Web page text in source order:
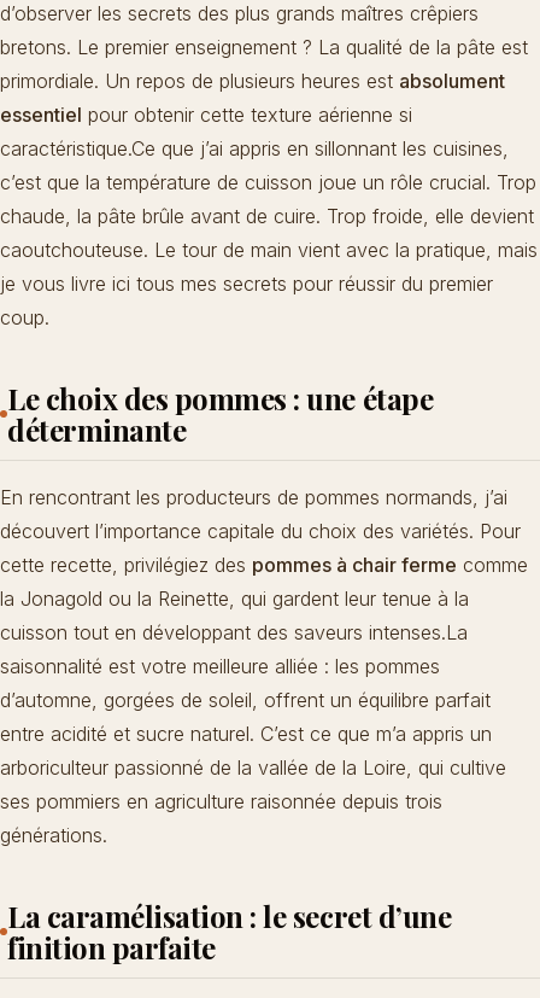
d’observer les secrets des plus grands maîtres crêpiers
bretons. Le premier enseignement ? La qualité de la pâte est
primordiale. Un repos de plusieurs heures est absolument
essentiel pour obtenir cette texture aérienne si
caractéristique.Ce que j’ai appris en sillonnant les cuisines,
c’est que la température de cuisson joue un rôle crucial. Trop
chaude, la pâte brûle avant de cuire. Trop froide, elle devient
caoutchouteuse. Le tour de main vient avec la pratique, mais
je vous livre ici tous mes secrets pour réussir du premier
coup.
Le choix des pommes : une étape
déterminante
En rencontrant les producteurs de pommes normands, j’ai
découvert l’importance capitale du choix des variétés. Pour
cette recette, privilégiez des pommes à chair ferme comme
la Jonagold ou la Reinette, qui gardent leur tenue à la
cuisson tout en développant des saveurs intenses.La
saisonnalité est votre meilleure alliée : les pommes
d’automne, gorgées de soleil, offrent un équilibre parfait
entre acidité et sucre naturel. C’est ce que m’a appris un
arboriculteur passionné de la vallée de la Loire, qui cultive
ses pommiers en agriculture raisonnée depuis trois
générations.
La caramélisation : le secret d’une
finition parfaite